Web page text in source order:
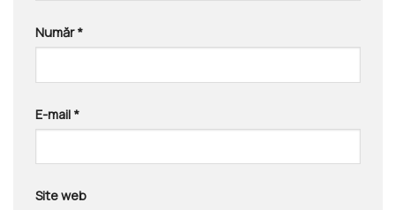
Număr*
E-mail *
Site web